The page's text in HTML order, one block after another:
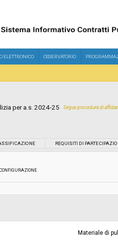
ELETTRONICO OSSERVATORIO
per a.s. 2024-25
Segue procedura di
REQUISITI DI
CONFIGURAZIONE
Materiale di